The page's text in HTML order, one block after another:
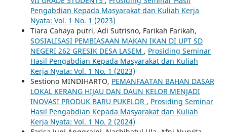
Pengabdian Kepada Masyarakat dan Kuliah Kerja
Nyata: Vol. 1 No. 1 (2023)
Tiara Cahaya putri, Adi Sutrisno, Farikah Farikah,
SOSIALISASI PEMBIASAAN MAKAN IKAN DI UPT SD
NEGERI 262 GRESIK DESA LASEM , Prosiding Seminar
Hasil Pengabdian Kepada Masyarakat dan Kuliah
Kerja Nyata: Vol. 1 No. 1 (2023)
Sestiono MINDIHARTO, PEMANFAATAN BAHAN DASAR
LOKAL KERANG HIJAU DAN DAUN KELOR MENJADI
INOVASI PRODUK BARU PUKELOR , Prosiding Seminar
Hasil Pengabdian Kepada Masyarakat dan Kuliah
Kerja Nyata: Vol. 1 No. 2 (2024)